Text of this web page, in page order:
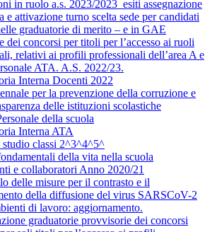
in ruolo a.s. 2023/2023_esiti assegnazione
e attivazione turno scelta sede per candidati
graduatorie di merito – e in GAE
dei concorsi per titoli per l’accesso ai ruoli
relativi ai profili professionali dell’area A e
ATA. A.S. 2022/23.
Interna Docenti 2022
per la prevenzione della corruzione e
delle istituzioni scolastiche
della scuola
Interna ATA
studio classi 2^3^4^5^
della vita nella scuola
e collaboratori Anno 2020/21
delle misure per il contrasto e il
della diffusione del virus SARSCoV-2
di lavoro: aggiornamento.
graduatorie provvisorie dei concorsi